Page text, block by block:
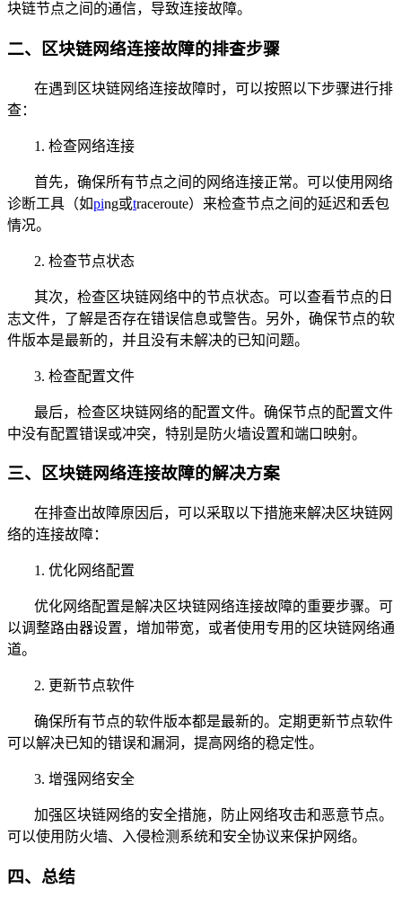
块链节点之间的通信，导致连接故障。
二、区块链网络连接故障的排查步骤
在遇到区块链网络连接故障时，可以按照以下步骤进行排
查：
1. 检查网络连接
首先，确保所有节点之间的网络连接正常。可以使用网络
诊断工具（如ping或traceroute）来检查节点之间的延迟和丢包
情况。
2. 检查节点状态
其次，检查区块链网络中的节点状态。可以查看节点的日
志文件，了解是否存在错误信息或警告。另外，确保节点的软
件版本是最新的，并且没有未解决的已知问题。
3. 检查配置文件
最后，检查区块链网络的配置文件。确保节点的配置文件
中没有配置错误或冲突，特别是防火墙设置和端口映射。
三、区块链网络连接故障的解决方案
在排查出故障原因后，可以采取以下措施来解决区块链网
络的连接故障：
1. 优化网络配置
优化网络配置是解决区块链网络连接故障的重要步骤。可
以调整路由器设置，增加带宽，或者使用专用的区块链网络通
道。
2. 更新节点软件
确保所有节点的软件版本都是最新的。定期更新节点软件
可以解决已知的错误和漏洞，提高网络的稳定性。
3. 增强网络安全
加强区块链网络的安全措施，防止网络攻击和恶意节点。
可以使用防火墙、入侵检测系统和安全协议来保护网络。
四、总结